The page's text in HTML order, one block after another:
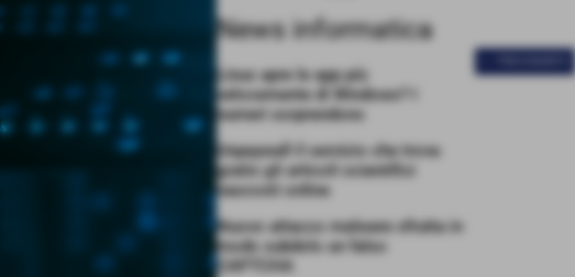
News informatica
Linux apre le app più
velocemente di Windows? I
numeri sorprendono
Unpaywall il servizio che trova
gratis gli articoli scientifici
nascosti online
Nuovo attacco malware sfrutta in
modo subdolo un falso
CAPTCHA